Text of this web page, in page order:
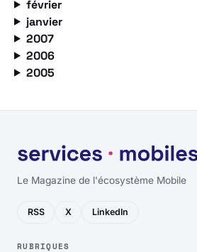
février
janvier
2007
2006
2005
Le Magazine de l'écosystème Mobile
RSS X LinkedIn
RUBRIQUES